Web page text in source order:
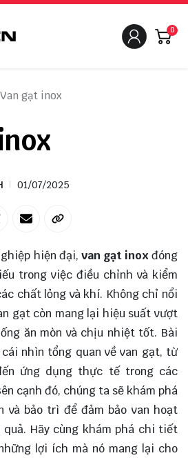
0
Van gạt inox
01/07/2025
hiện đại, van gạt inox đóng
trong việc điều chỉnh và kiểm
chất lỏng và khí. Không chỉ nổi
gạt còn mang lại hiệu suất vượt
ăn mòn và chịu nhiệt tốt. Bài
nhìn tổng quan về van gạt, từ
ứng dụng thực tế trong các
cạnh đó, chúng ta sẽ khám phá
và bảo trì để đảm bảo van hoạt
quả. Hãy cùng khám phá chi tiết
lợi ích mà nó mang lại cho